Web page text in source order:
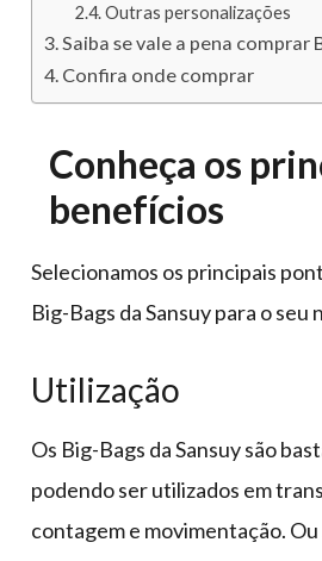
Outras personalizações
Saiba se vale a pena comprar
Confira onde comprar
Conheça os
benefícios
Selecionamos os principais
Big-Bags da Sansuy para o
Utilização
Os Big-Bags da Sansuy são
podendo ser utilizados em
contagem e movimentação.